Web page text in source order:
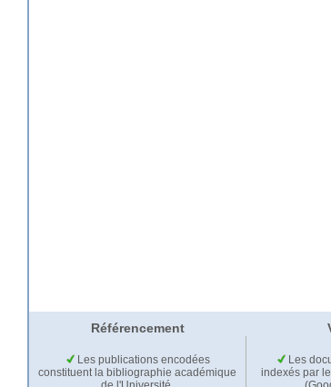
Référencement
Les publications encodées
constituent la bibliographie académique
Les
indexés par